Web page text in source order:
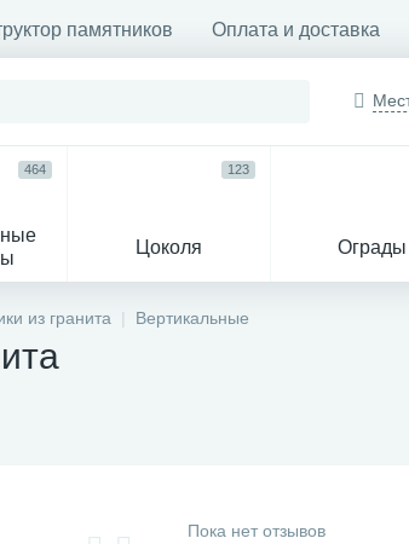
памятников Оплата и доставка
464
Цоколя
123
Ограды
из гранита Вертикальные
Пока нет отзывов